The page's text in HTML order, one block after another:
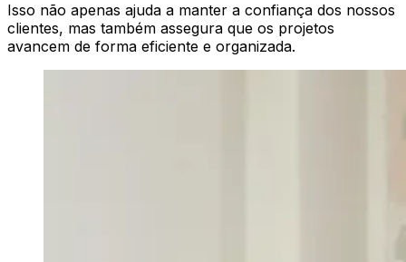
Isso não apenas ajuda a manter a confiança dos nossos
clientes, mas também assegura que os projetos
avancem de forma eficiente e organizada.